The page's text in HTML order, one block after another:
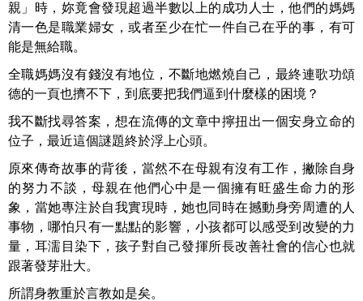
親」時，妳竟會發現超過半數以上的成功人士，他們的媽媽
清一色是職業婦女，或者至少在忙一件自己在乎的事，有可
能是無給職。
全職媽媽沒有錢沒有地位，不斷地燃燒自己，最終連歌功頌
德的一頁也擠不下，到底要把我們逼到什麼樣的困境？
我不斷找尋答案，想在流傳的文章中擰扭出一個安身立命的
位子，最近這個謎題終於浮上心頭。
原來傳奇故事的背後，當然不在母親有沒有工作，撇除自身
的努力不談，母親在他們心中是一個擁有旺盛生命力的形
象，當她專注於自我實現時，她也同時在撼動身旁周遭的人
事物，哪怕只有一點點的影響，小孩都可以感受到改變的力
量，耳濡目染下，孩子對自己發揮所長改善社會的信心也就
跟著發芽壯大。
所謂身教重於言教如是矣。